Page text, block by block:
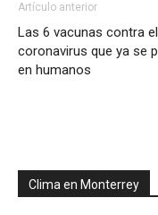
Artículo anterior
Las 6 vacunas contra el
coronavirus que ya se
en humanos
Clima en Monterrey